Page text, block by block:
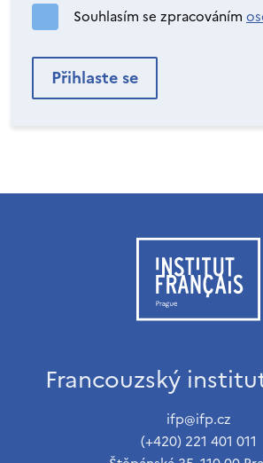
Souhlasím se zpracováním
Francouzský
ifp@ifp.cz
(+420) 221 401 011